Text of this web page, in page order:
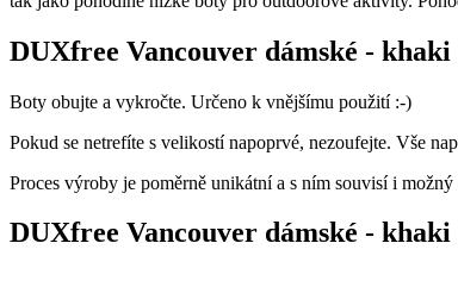
DUXfree Vancouver dámské - khaki
Boty obujte a vykročte. Určeno k vnějšímu použití :-)
Pokud se netrefíte s velikostí napoprvé, nezoufejte. Vše
Proces výroby je poměrně unikátní a s ním souvisí i
DUXfree Vancouver dámské - khaki